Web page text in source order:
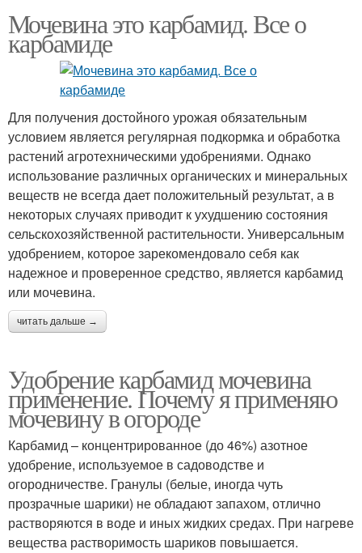
Мочевина это карбамид. Все о
карбамиде
Для получения достойного урожая обязательным
условием является регулярная подкормка и обработка
растений агротехническими удобрениями. Однако
использование различных органических и минеральных
веществ не всегда дает положительный результат, а в
некоторых случаях приводит к ухудшению состояния
сельскохозяйственной растительности. Универсальным
удобрением, которое зарекомендовало себя как
надежное и проверенное средство, является карбамид
или мочевина.
читать дальше →
Удобрение карбамид мочевина
применение. Почему я применяю
мочевину в огороде
Карбамид – концентрированное (до 46%) азотное
удобрение, используемое в садоводстве и
огородничестве. Гранулы (белые, иногда чуть
прозрачные шарики) не обладают запахом, отлично
растворяются в воде и иных жидких средах. При нагреве
вещества растворимость шариков повышается.